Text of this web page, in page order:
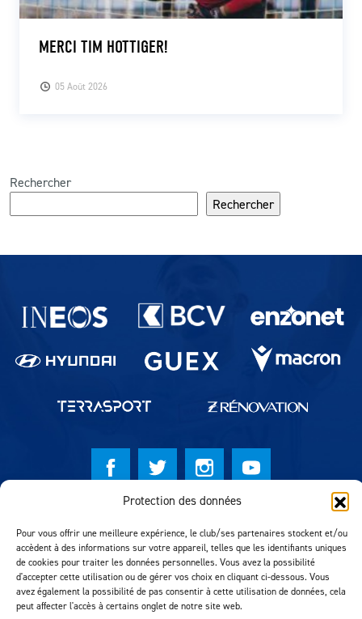
Protection des données
Pour vous offrir une meilleure expérience, le club/ses partenaires stockent et/ou
accèdent à des informations sur votre appareil, telles que les identifiants uniques
de cookies pour traiter les données personnelles. Vous avez la possibilité
d'accepter cette utilisation ou de gérer vos choix en cliquant ci-dessous. Vous
avez également la possibilité de pas consentir à cette utilisation de données, cela
peut affecter l'accès à certains onglet de notre site web.
05 Août 2026
MERCI TIM HOTTIGER!
Rechercher
Rechercher
Partenaires du lausanne-Sport
Réalisation MTM Agency